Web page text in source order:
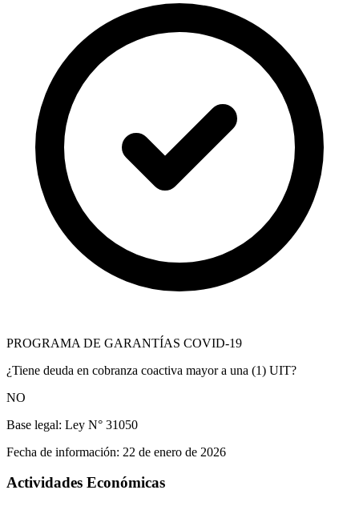
PROGRAMA DE GARANTÍAS COVID-19
¿Tiene deuda en cobranza coactiva mayor a una (1) UIT?
NO
Base legal: Ley N° 31050
Fecha de información: 22 de enero de 2026
Actividades Económicas